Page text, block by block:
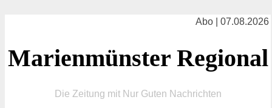
Abo | 07.08.2026
Marienmünster Regional
Die Zeitung mit Nur Guten Nachrichten